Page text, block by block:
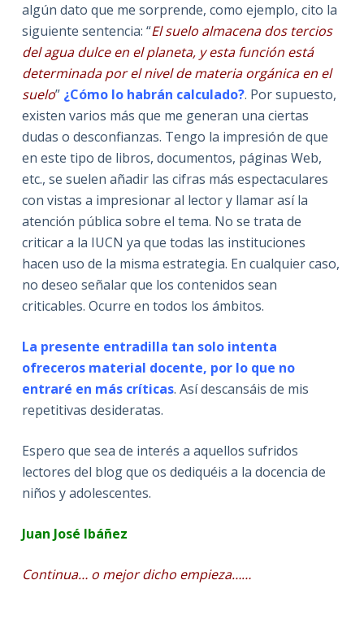
algún dato que me sorprende, como ejemplo, cito la
siguiente sentencia: “El suelo almacena dos tercios
del agua dulce en el planeta, y esta función está
determinada por el nivel de materia orgánica en el
suelo”¿Cómo lo habrán calculado?. Por supuesto,
existen varios más que me generan una ciertas
dudas o desconfianzas. Tengo la impresión de que
en este tipo de libros, documentos, páginas Web,
etc., se suelen añadir las cifras más espectaculares
con vistas a impresionar al lector y llamar así la
atención pública sobre el tema. No se trata de
criticar a la IUCN ya que todas las instituciones
hacen uso de la misma estrategia. En cualquier caso,
no deseo señalar que los contenidos sean
criticables. Ocurre en todos los ámbitos.
La presente entradilla tan solo intenta
ofreceros material docente, por lo que no
entraré en más críticas. Así descansáis de mis
repetitivas desideratas.
Espero que sea de interés a aquellos sufridos
lectores del blog que os dediquéis a la docencia de
niños y adolescentes.
Juan José Ibáñez
Continua… o mejor dicho empieza……